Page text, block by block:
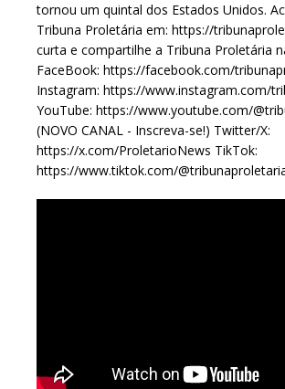
tornou um quintal dos Estados Unidos.
Tribuna Proletária em: https://
curta e compartilhe a Tribuna Proletária
FaceBook: https://facebook.com/
Instagram: https://www.instagram.com/
YouTube: https://www.youtube.com/
(NOVO CANAL - Inscreva-se!) Twitter/X:
https://x.com/ProletarioNews TikTok:
https://www.tiktok.com/